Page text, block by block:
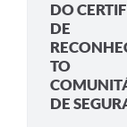
DO
DE
TO
DE